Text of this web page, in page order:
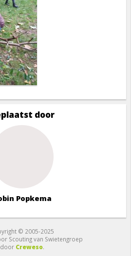
door
Popkema
© 2005-2025
Scouting van Swietengroep
door Creweso.